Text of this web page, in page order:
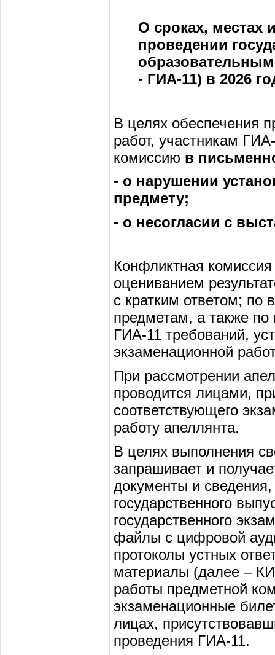
О сроках, местах
проведении
- ГИА-11) в 2026
В целях обеспечения
работ, участникам
комиссию в
- о нарушении
предмету;
- о несогласии с
Конфликтная
оцениванием
с кратким ответом; по
предметам, а также
ГИА-11 требований,
экзаменационной
При рассмотрении
проводится лицами,
соответствующего
работу апеллянта.
В целях выполнения
запрашивает и
документы и
государственного
государственного
файлы с цифровой
протоколы устных
материалы (далее –
работы предметной
экзаменационные
лицах,
проведения ГИА-11.